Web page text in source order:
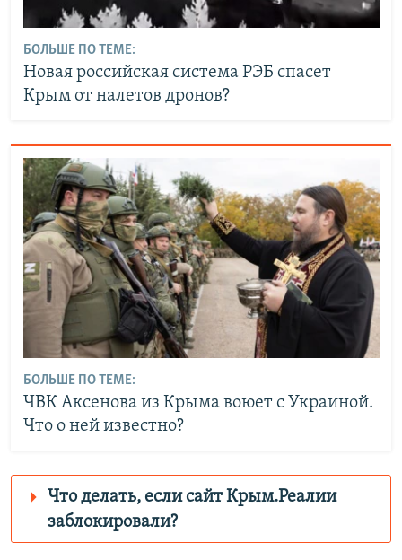
БОЛЬШЕ ПО ТЕМЕ:
Новая российская система РЭБ спасет
Крым от налетов дронов?
БОЛЬШЕ ПО ТЕМЕ:
ЧВК Аксенова из Крыма воюет с Украиной.
Что о ней известно?
Что делать, если сайт Крым.Реалии
заблокировали?